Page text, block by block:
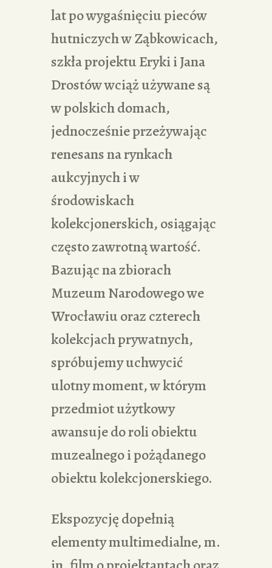
lat po wygaśnięciu pieców
hutniczych w Ząbkowicach,
szkła projektu Eryki i Jana
Drostów wciąż używane są
w polskich domach,
jednocześnie przeżywając
renesans na rynkach
aukcyjnych i w
środowiskach
kolekcjonerskich, osiągając
często zawrotną wartość.
Bazując na zbiorach
Muzeum Narodowego we
Wrocławiu oraz czterech
kolekcjach prywatnych,
spróbujemy uchwycić
ulotny moment, w którym
przedmiot użytkowy
awansuje do roli obiektu
muzealnego i pożądanego
obiektu kolekcjonerskiego.
Ekspozycję dopełnią
elementy multimedialne, m.